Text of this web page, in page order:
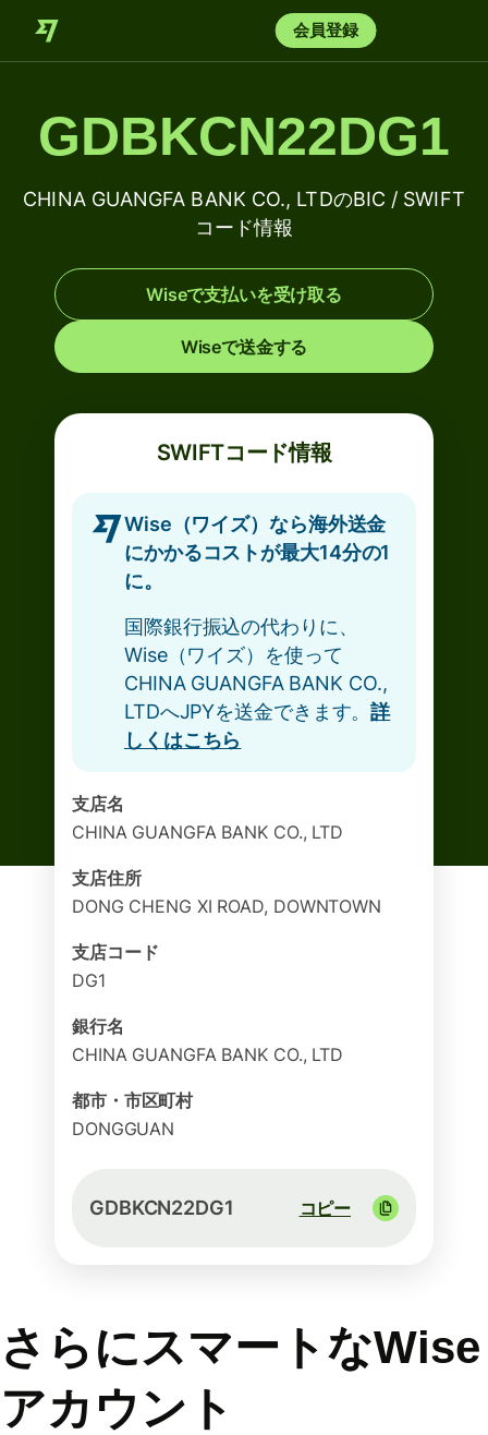
会員登録
GDBKCN22DG1
CHINA GUANGFA BANK CO., LTDのBIC / SWIFT
コード情報
Wiseで支払いを受け取る
Wiseで送金する
SWIFTコード情報
Wise（ワイズ）なら海外送金
にかかるコストが最大14分の1
に。
国際銀行振込の代わりに、
Wise（ワイズ）を使って
CHINA GUANGFA BANK CO.,
LTDへJPYを送金できます。詳
しくはこちら
支店名
CHINA GUANGFA BANK CO., LTD
支店住所
DONG CHENG XI ROAD, DOWNTOWN
支店コード
DG1
銀行名
CHINA GUANGFA BANK CO., LTD
都市・市区町村
DONGGUAN
GDBKCN22DG1 コピー
さらにスマートなWise
アカウント